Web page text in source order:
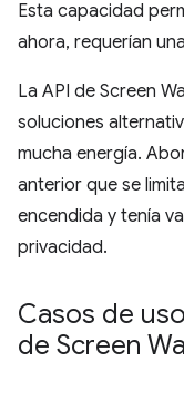
Esta capacidad
ahora, requerían
La API de Screen
soluciones
mucha energía.
anterior que se
encendida y tenía
privacidad.
Casos de
de Screen